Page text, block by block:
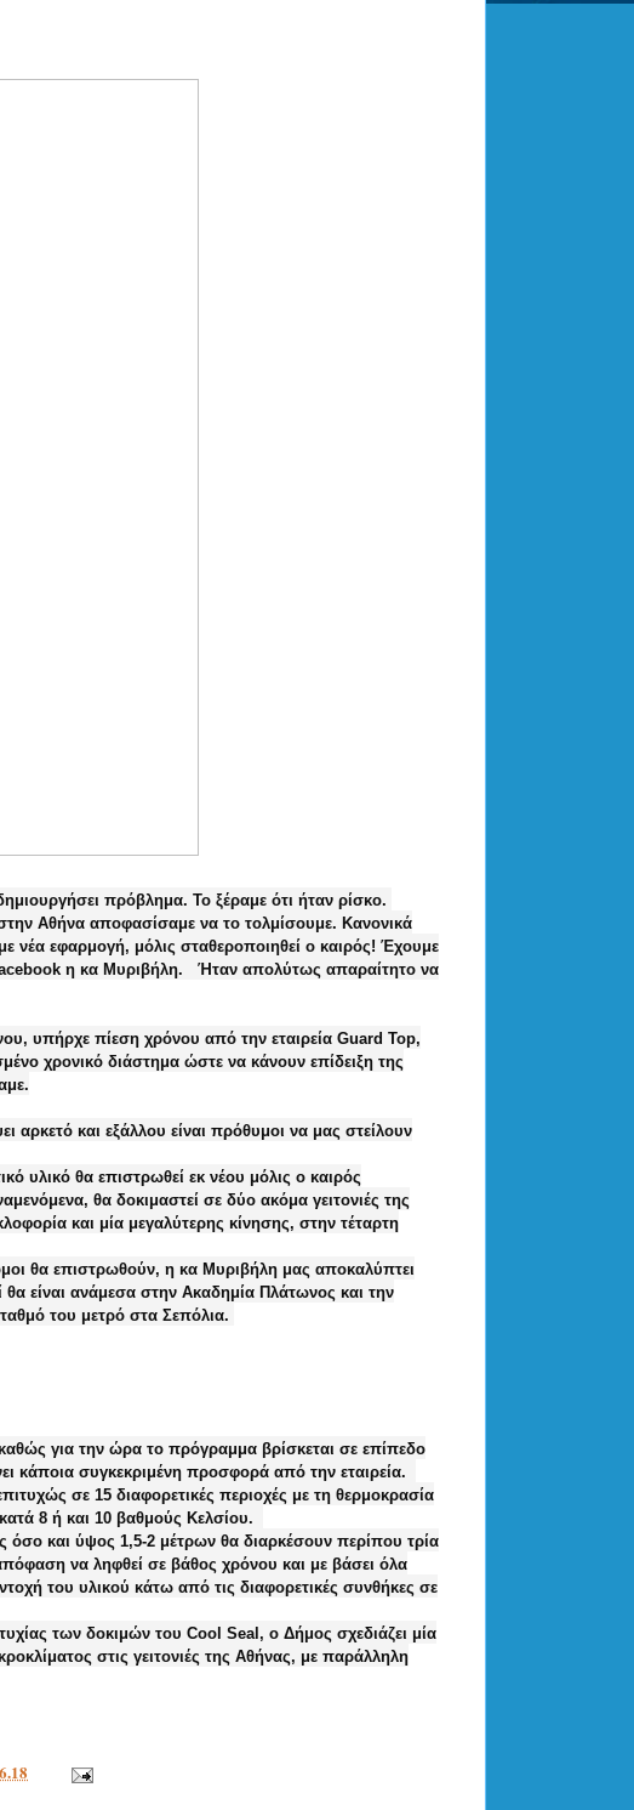
πρόβλημα. Το ξέραμε ότι ήταν ρίσκο.
Αθήνα αποφασίσαμε να το τολμίσουμε. Κανονικά
νέα εφαρμογή, μόλις σταθεροποιηθεί ο καιρός! Έχουμε
η κα Μυριβήλη. Ήταν απολύτως απαραίτητο να
υπήρχε πίεση χρόνου από την εταιρεία Guard Top,
χρονικό διάστημα ώστε να κάνουν επίδειξη της
αρκετό και εξάλλου είναι πρόθυμοι να μας στείλουν
υλικό θα επιστρωθεί εκ νέου μόλις ο καιρός
θα δοκιμαστεί σε δύο ακόμα γειτονιές της
και μία μεγαλύτερης κίνησης, στην τέταρτη
θα επιστρωθούν, η κα Μυριβήλη μας αποκαλύπτει
είναι ανάμεσα στην Ακαδημία Πλάτωνος και την
του μετρό στα Σεπόλια.
για την ώρα το πρόγραμμα βρίσκεται σε επίπεδο
κάποια συγκεκριμένη προσφορά από την εταιρεία.
σε 15 διαφορετικές περιοχές με τη θερμοκρασία
8 ή και 10 βαθμούς Κελσίου.
όσο και ύψος 1,5-2 μέτρων θα διαρκέσουν περίπου τρία
να ληφθεί σε βάθος χρόνου και με βάσει όλα
του υλικού κάτω από τις διαφορετικές συνθήκες σε
των δοκιμών του Cool Seal, ο Δήμος σχεδιάζει μία
στις γειτονιές της Αθήνας, με παράλληλη